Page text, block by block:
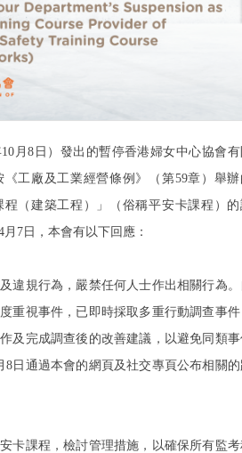
月8日）發出的暫停香港婦女中心協會
工廠及工業經營條例》（第59章）舉辦
程（建築工程）」（俗稱平安卡課程）的
7日，本會有以下回應：
違規行為，嚴禁任何人士作出相關行為
重視事件，已即時採取多重行動調查事
及完成調查後的改善建議，以避免同類
8日通過本會的網頁及社交專頁公布相關
卡課程，檢討管理措施，以確保所有監